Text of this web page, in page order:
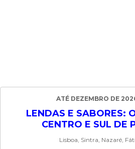
ATÉ DEZEMBRO DE
LENDAS E SABORES:
CENTRO E SUL DE
Lisboa, Sintra, Nazaré,